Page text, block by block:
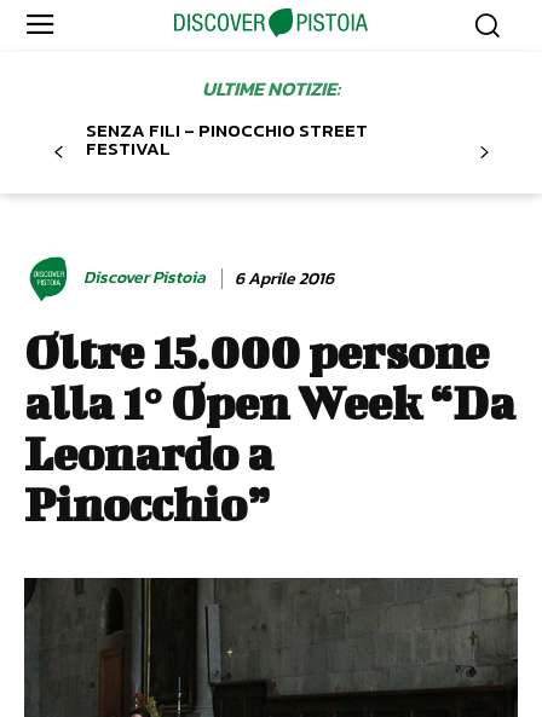
ULTIME NOTIZIE:
SENZA FILI – PINOCCHIO STREET
FESTIVAL
Discover Pistoia 6 Aprile 2016
Oltre 15.000 persone
alla 1° Open Week “Da
Leonardo a
Pinocchio”